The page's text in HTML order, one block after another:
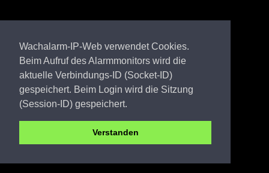
Wachalarm-IP-Web verwendet Cookies.
Beim Aufruf des Alarmmonitors wird die
aktuelle Verbindungs-ID (Socket-ID)
gespeichert. Beim Login wird die Sitzung
(Session-ID) gespeichert.
Verstanden
SPN FW Drewitz